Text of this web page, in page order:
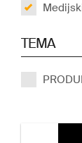
TEMA